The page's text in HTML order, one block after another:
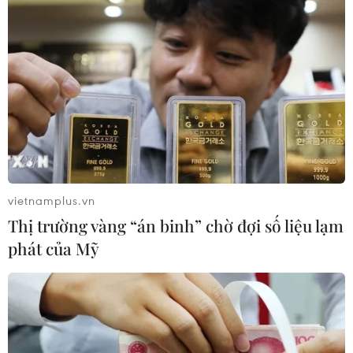
(TTXVN/Vietnam+)
#Lao động nước ngoài
#Dân số Hàn Quốc
#Người nước ngoài ở Hàn Quốc
Hàn Quốc
TIN LIÊN QUAN
vietnamplus.vn
Thị trường vàng “án binh” chờ đợi số liệu lạm
phát của Mỹ